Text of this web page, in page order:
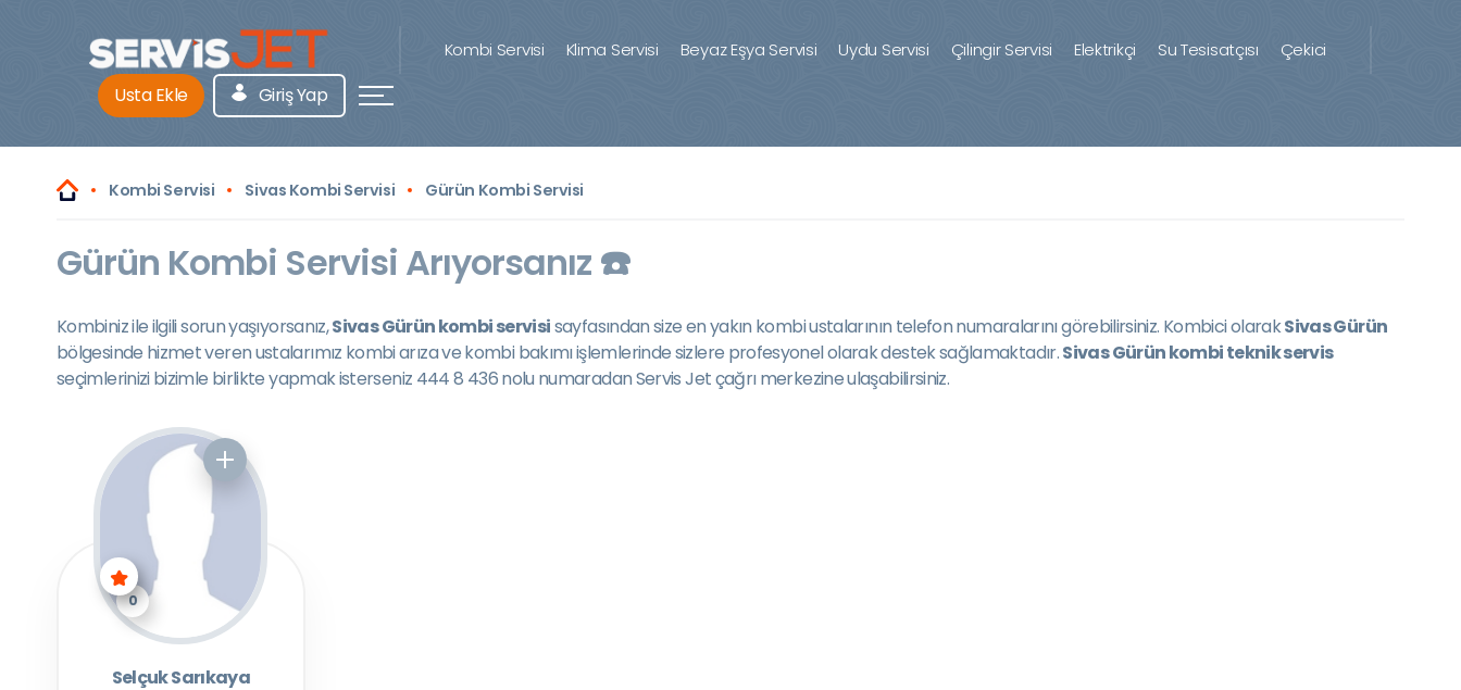
Kombi Servisi Klima Servisi Beyaz Eşya Servisi Uydu Servisi Çilingir Servisi Elektrikçi Su Tesisatçısı Çekici
Usta Ekle Giriş Yap
Kombi Servisi Sivas Kombi Servisi Gürün Kombi Servisi
Gürün Kombi Servisi Arıyorsanız ☎️
Kombiniz ile ilgili sorun yaşıyorsanız,Sivas Gürün kombi servisisayfasından size en yakın kombi ustalarının telefon numaralarını görebilirsiniz. Kombici olarakSivas Gürün
bölgesinde hizmet veren ustalarımız kombi arıza ve kombi bakımı işlemlerinde sizlere profesyonel olarak destek sağlamaktadır.Sivas Gürün kombi teknik servis
seçimlerinizi bizimle birlikte yapmak isterseniz 444 8 436 nolu numaradan Servis Jet çağrı merkezine ulaşabilirsiniz.
0
Selçuk Sarıkaya